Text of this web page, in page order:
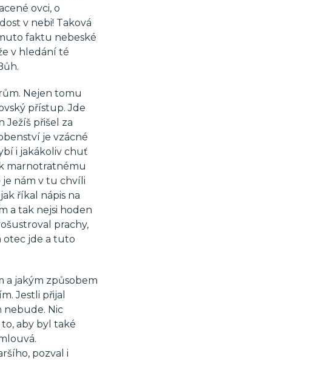
ovci, o
v nebi! Taková
faktu nebeské
v hledání té
Nejen tomu
přístup. Jde
Ježíš přišel za
je vzácné
i jakákoliv chuť
marnotratnému
je nám v tu chvíli
říkal nápis na
a tak nejsi hoden
prachy,
otec jde a tuto
a jakým způsobem
Jestli přijal
nebude. Nic
aby byl také
pozval i